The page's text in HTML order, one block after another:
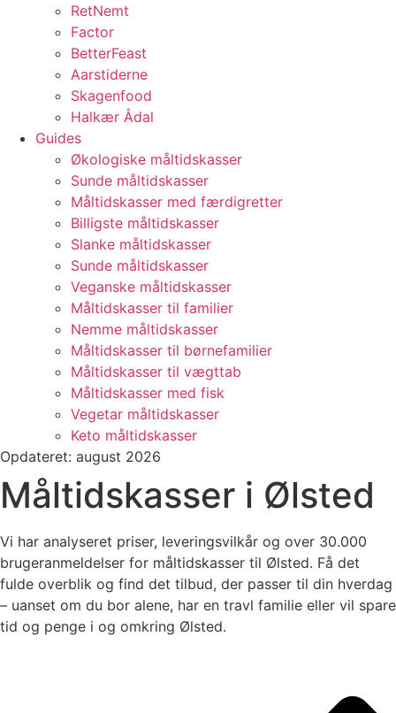
RetNemt
Factor
BetterFeast
Aarstiderne
Skagenfood
Halkær Ådal
Guides
Økologiske måltidskasser
Sunde måltidskasser
Måltidskasser med færdigretter
Billigste måltidskasser
Slanke måltidskasser
Sunde måltidskasser
Veganske måltidskasser
Måltidskasser til familier
Nemme måltidskasser
Måltidskasser til børnefamilier
Måltidskasser til vægttab
Måltidskasser med fisk
Vegetar måltidskasser
Keto måltidskasser
Opdateret: august 2026
Måltidskasser i Ølsted
Vi har analyseret priser, leveringsvilkår og over 30.000
brugeranmeldelser for måltidskasser til Ølsted. Få det
fulde overblik og find det tilbud, der passer til din hverdag
– uanset om du bor alene, har en travl familie eller vil spare
tid og penge i og omkring Ølsted.